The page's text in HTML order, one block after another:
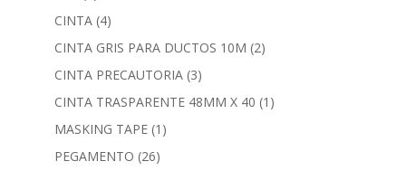
CINTA (4)
CINTA GRIS PARA DUCTOS 10M (2)
CINTA PRECAUTORIA (3)
CINTA TRASPARENTE 48MM X 40 (1)
MASKING TAPE (1)
PEGAMENTO (26)